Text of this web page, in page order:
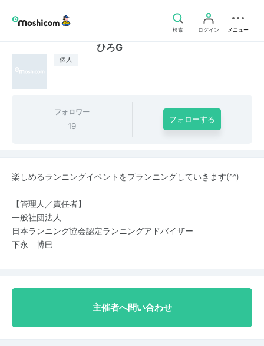
検索 ログイン メニュー
個人
ひろG
フォロワー
19
フォローする
楽しめるランニングイベントをプランニングしていきます(^^)
【管理人／責任者】
一般社団法人
日本ランニング協会認定ランニングアドバイザー
下永 博巳
主催者へ問い合わせ